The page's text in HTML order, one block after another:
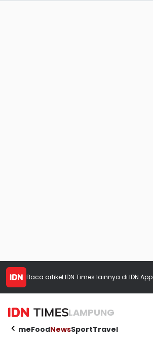
Baca artikel IDN Times lainnya di IDN App
LAMPUNG
HomeFoodNewsSportTravel